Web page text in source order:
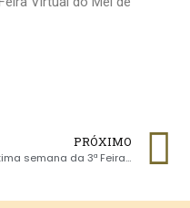
PRÓXIMO
Última semana da 3ª Feira Virtual do Mel de Santa Catarina